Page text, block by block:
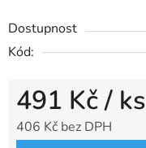
Dostupnost
Kód:
491 Kč/ ks
406 Kč bez DPH